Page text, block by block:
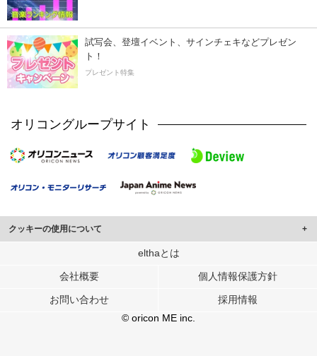
試写会、登壇イベント、サインチェキなどプレゼン
ト！
プレゼント特集
オリコングループサイト
クッキーの使用について
このサイトでは Cookie を使用して、ユーザーに合わせたコンテンツや広告の
行っています。
メディアや広告配信、データ解析の各パートナーに提供しています。
各パートナーは、この情報とユーザーが各パートナーに提供した他の情報や、
ユーザーが各パートナーのサービスを使用したときに収集した他の情報を組み
elthaとは
会社概要 個人情報保護方針
お問い合わせ
採用情報
© oricon ME inc.